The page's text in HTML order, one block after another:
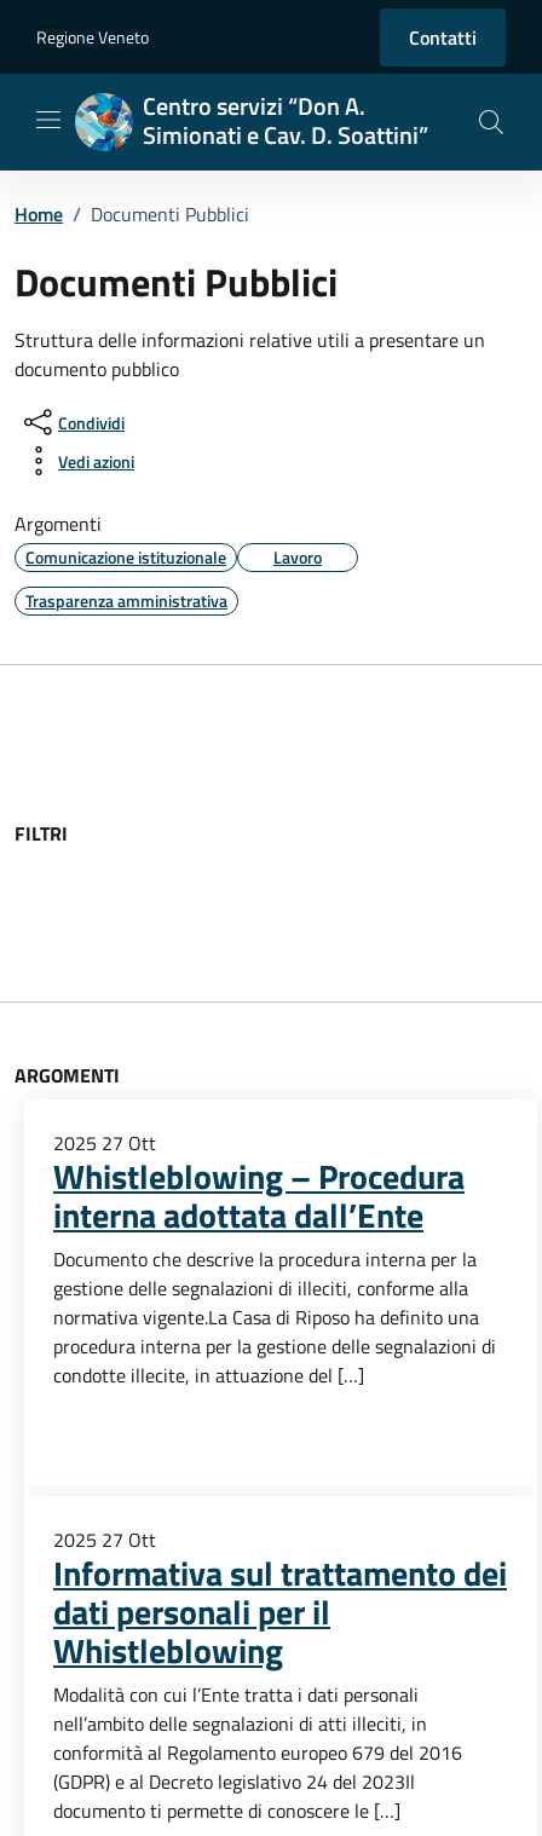
Regione Veneto Contatti
Centro servizi “Don A.
Simionati e Cav. D. Soattini”
Home / Documenti Pubblici
Documenti Pubblici
Struttura delle informazioni relative utili a presentare un
documento pubblico
Condividi
Vedi azioni
Argomenti
Comunicazione istituzionale
Lavoro
Trasparenza amministrativa
FILTRI
ARGOMENTI
2025 27 Ott
Whistleblowing – Procedura
interna adottata dall’Ente
Documento che descrive la procedura interna per la
gestione delle segnalazioni di illeciti, conforme alla
normativa vigente.La Casa di Riposo ha definito una
procedura interna per la gestione delle segnalazioni di
condotte illecite, in attuazione del […]
2025 27 Ott
Informativa sul trattamento dei
dati personali per il
Whistleblowing
Modalità con cui l’Ente tratta i dati personali
nell’ambito delle segnalazioni di atti illeciti, in
conformità al Regolamento europeo 679 del 2016
(GDPR) e al Decreto legislativo 24 del 2023Il
documento ti permette di conoscere le […]